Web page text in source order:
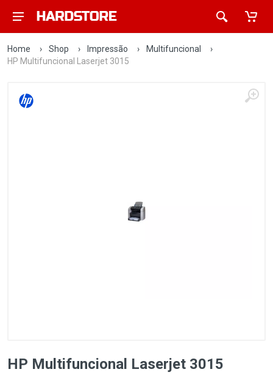
Home › Shop › Impressão › Multifuncional
›
HP Multifuncional Laserjet 3015
HP Multifuncional Laserjet 3015